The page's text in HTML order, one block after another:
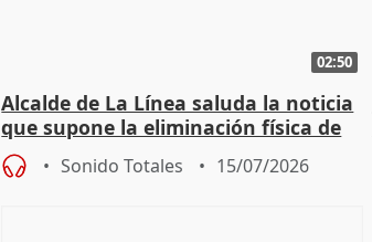
02:50
Alcalde de La Línea saluda la noticia
que supone la eliminación física de
la Verja de Gibraltar
Sonido Totales 15/07/2026